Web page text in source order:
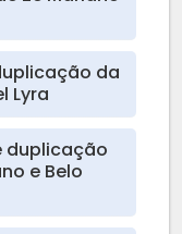
da
Lyra
duplicação
e Belo